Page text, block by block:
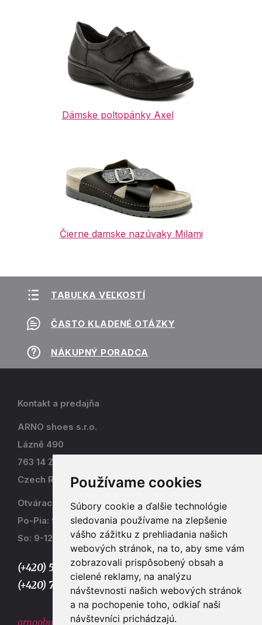
Používame cookies
Súbory cookie a ďalšie technológie
sledovania používame na zlepšenie
vášho zážitku z prehliadania našich
webových stránok, na to, aby sme vám
zobrazovali prispôsobený obsah a
cielené reklamy, na analýzu
návštevnosti našich webových stránok
a na pochopenie toho, odkiaľ naši
návštevníci prichádzajú.
Dámske poltopánky Axel
Čierne damske nazúvaky Milami
TABUĽKA VEĽKOSTÍ
ČASTO KLADENÉ OTÁZKY
NÁKUPNÝ PORADCA
Kontakt a predajňa
ARNO shoes s.r.o.
Lázně 490
763 14 Zlín - Kostelec
Czech Republic
Otváracia doba
Po-Pia: 9-17
So: 9-12
(+420) 577 915 036,
(+420) 773 667 390
arnoobuv@gmail.com